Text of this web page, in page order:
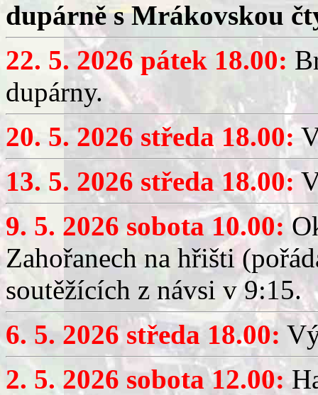
dupárně s Mrákovskou
22. 5. 2026 pátek 18.00:
dupárny.
20. 5. 2026 středa 18.00:
13. 5. 2026 středa 18.00:
9. 5. 2026 sobota 10.00:
Zahořanech na hřišti
soutěžících z návsi v 9:15.
6. 5. 2026 středa 18.00:
2. 5. 2026 sobota 12.00: